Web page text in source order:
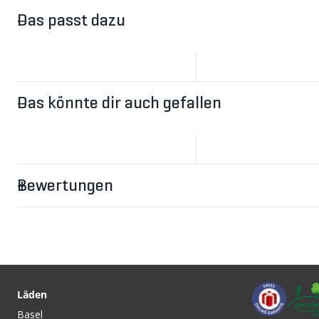
Das passt dazu
/ silber von DT SWISS
silber von DT
Das könnte dir auch gefallen
Bewertungen
Läden
Basel